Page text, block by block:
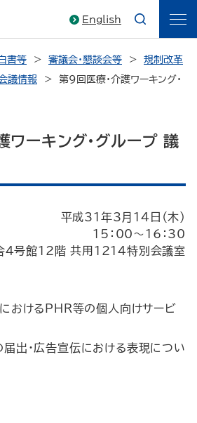
English
書等 審議会・懇談会等
規制改革
議情報
第９回医療・介護ワーキング・
ワーキング・グループ 議
平成31年3月14日（木）
15：00～16：30
４号館12階 共用1214特別会議室
におけるPHR等の個人向けサービ
届出・広告宣伝における表現につい